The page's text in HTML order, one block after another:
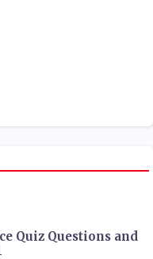
Quiz Questions and